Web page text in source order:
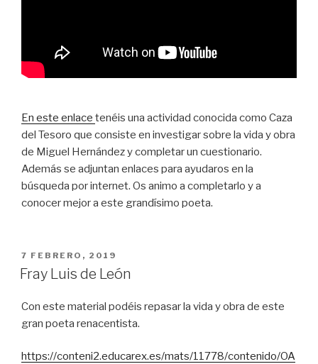
En este enlace tenéis una actividad conocida como Caza
del Tesoro que consiste en investigar sobre la vida y obra
de Miguel Hernández y completar un cuestionario.
Además se adjuntan enlaces para ayudaros en la
búsqueda por internet. Os animo a completarlo y a
conocer mejor a este grandísimo poeta.
PUBLICADO
EN
7 FEBRERO, 2019
Fray Luis de León
Con este material podéis repasar la vida y obra de este
gran poeta renacentista.
https://conteni2.educarex.es/mats/11778/contenido/OA